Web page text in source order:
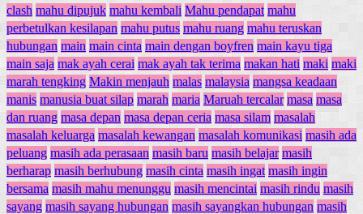
clash mahu dipujuk mahu kembali Mahu pendapat mahu
perbetulkan kesilapan mahu putus mahu ruang mahu teruskan
hubungan main main cinta main dengan boyfren main kayu tiga
main saja mak ayah cerai mak ayah tak terima makan hati maki maki
marah tengking Makin menjauh malas malaysia mangsa keadaan
manis manusia buat silap marah maria Maruah tercalar masa masa
dan ruang masa depan masa depan ceria masa silam masalah
masalah keluarga masalah kewangan masalah komunikasi masih ada
peluang masih ada perasaan masih baru masih belajar masih
berharap masih berhubung masih cinta masih ingat masih ingin
bersama masih mahu menunggu masih mencintai masih rindu masih
sayang masih sayang hubungan masih sayangkan hubungan masih